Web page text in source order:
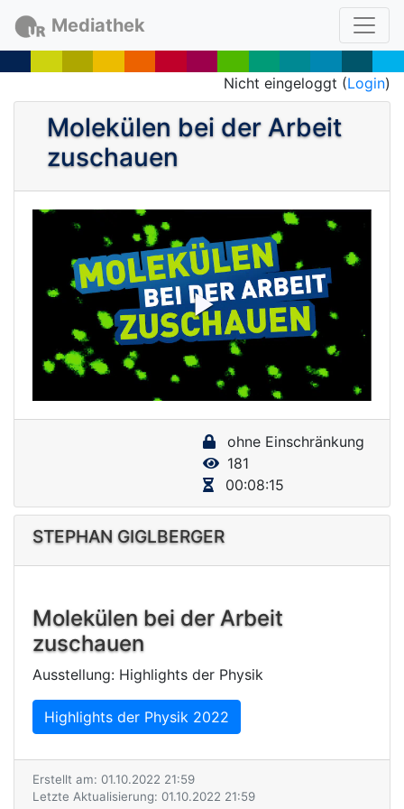
Mediathek
Nicht eingeloggt (Login)
Molekülen bei der Arbeit
zuschauen
P
V
i
d
e
o
ohne Einschränkung
181
00:08:15
STEPHAN GIGLBERGER
Molekülen bei der Arbeit
zuschauen
Ausstellung: Highlights der Physik
Highlights der Physik 2022
Erstellt am: 01.10.2022 21:59
Letzte Aktualisierung: 01.10.2022 21:59